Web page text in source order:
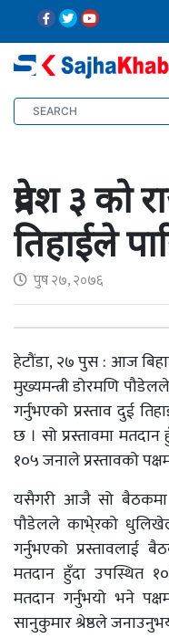
प्रदेश ३ को
तिहाईले
पुष २७, २०७६
हेटौंडा, २७ पुस : आज
मुख्यमन्त्री डोरमणि
गर्नुभएको प्रस्ताव दुई
छ । सो प्रस्तावमा
१०५ जनाले प्रस्तावको
यसैगरी आजै सो बैठकमा
पौडेलले काभे्रको
गर्नुभएको प्रस्तावलाई
मतदान हुँदा उपस्थित
मतदान गर्नुभयो भने
सानुकुमार श्रेष्ठले